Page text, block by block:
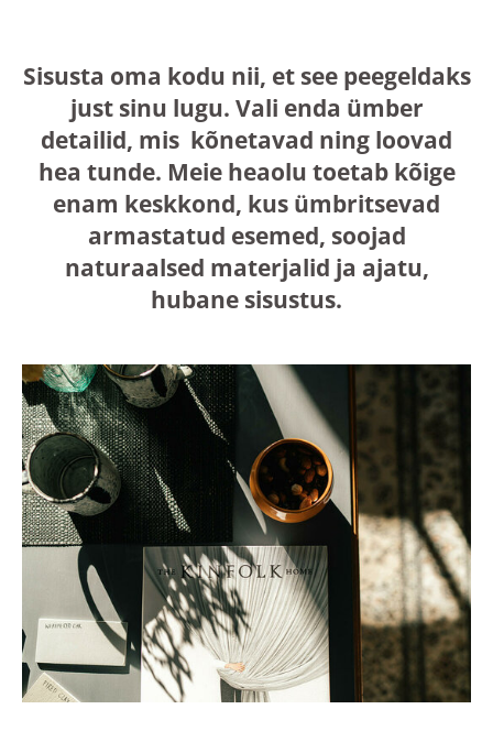
Sisusta oma kodu nii, et see peegeldaks
just sinu lugu. Vali enda ümber
detailid, mis kõnetavad ning loovad
hea tunde. Meie heaolu toetab kõige
enam keskkond, kus ümbritsevad
armastatud esemed, soojad
naturaalsed materjalid ja ajatu,
hubane sisustus.